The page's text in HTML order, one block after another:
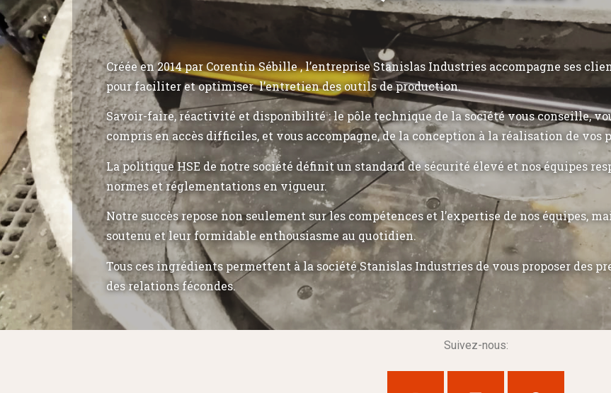
Créée en 2014 par Corentin Sébille , l’entreprise Stanislas Industries accompagne ses
pour faciliter et optimiser l’entretien des outils de production.
Savoir-faire, réactivité et disponibilité : le pôle technique de la société vous conseille,
compris en accès difficiles, et vous accompagne, de la conception à la réalisation de vos
La politique HSE de notre société définit un standard de sécurité élevé et nos équipes
normes et réglementations en vigueur.
Notre succès repose non seulement sur les compétences et l’expertise de nos équipes,
soutenu et leur formidable enthousiasme au quotidien.
Tous ces ingrédients permettent à la société Stanislas Industries de vous proposer des
des relations fécondes.
Suivez-nous: